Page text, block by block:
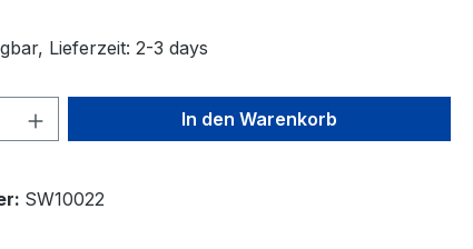
Lieferzeit: 2-3 days
Gib den gewünschten Wert
In den Warenkorb
SW10022